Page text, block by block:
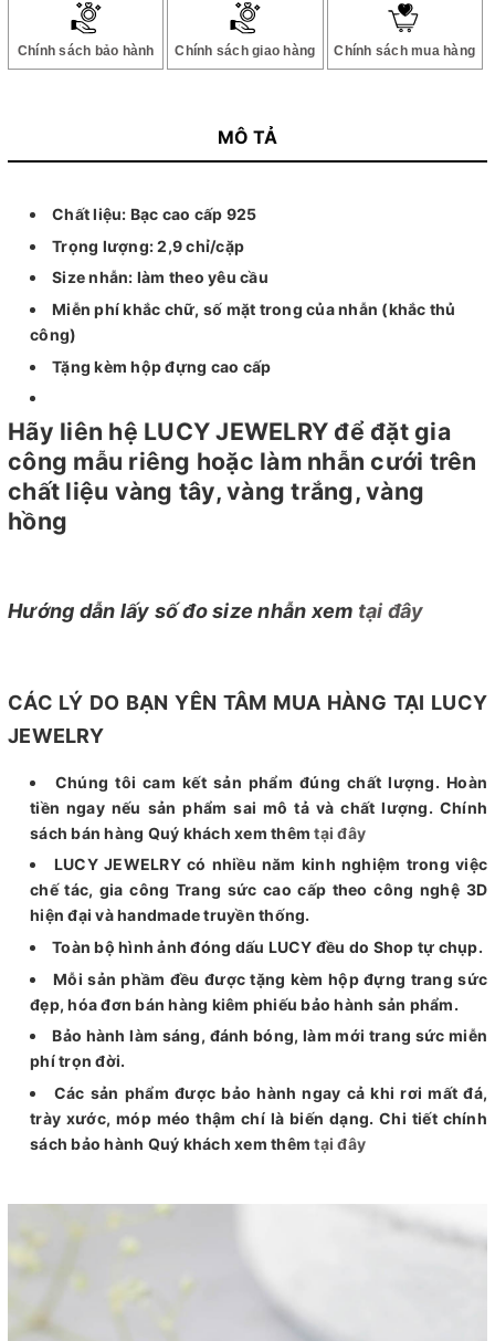
Chính sách bảo hành Chính sách giao hàng Chính sách mua hàng
MÔ TẢ
Chất liệu: Bạc cao cấp 925
Trọng lượng: 2,9 chỉ/cặp
Size nhẫn: làm theo yêu cầu
Miễn phí khắc chữ, số mặt trong của nhẫn (khắc thủ
công)
Tặng kèm hộp đựng cao cấp
Hãy liên hệ LUCY JEWELRY để đặt gia
công mẫu riêng hoặc làm nhẫn cưới trên
chất liệu vàng tây, vàng trắng, vàng
hồng
Hướng dẫn lấy số đo size nhẫn xem tại đây
CÁC LÝ DO BẠN YÊN TÂM MUA HÀNG TẠI LUCY
JEWELRY
Chúng tôi cam kết sản phẩm đúng chất lượng. Hoàn
tiền ngay nếu sản phẩm sai mô tả và chất lượng. Chính
sách bán hàng Quý khách xem thêmtại đây
LUCY JEWELRY có nhiều năm kinh nghiệm trong việc
chế tác, gia công Trang sức cao cấp theo công nghệ 3D
hiện đại và handmade truyền thống.
Toàn bộ hình ảnh đóng dấu LUCY đều do Shop tự chụp.
Mỗi sản phầm đều được tặng kèm hộp đựng trang sức
đẹp, hóa đơn bán hàng kiêm phiếu bảo hành sản phẩm.
Bảo hành làm sáng, đánh bóng, làm mới trang sức miễn
phí trọn đời.
Các sản phẩm được bảo hành ngay cả khi rơi mất đá,
trày xước, móp méo thậm chí là biến dạng. Chi tiết chính
sách bảo hành Quý khách xem thêmtại đây